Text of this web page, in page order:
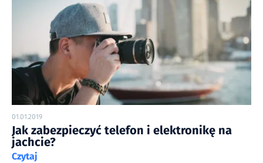
01.01.2019
Jak zabezpieczyć telefon i elektronikę na
jachcie?
Czytaj